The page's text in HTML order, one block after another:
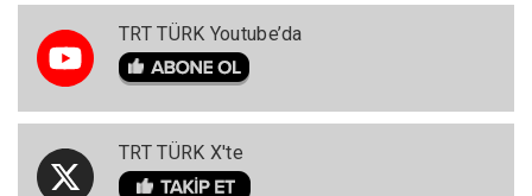
TRT TÜRK Youtube’da
TRT TÜRK X'te